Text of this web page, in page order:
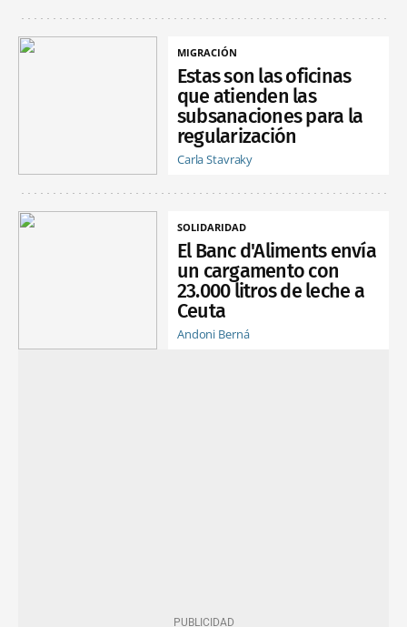
MIGRACIÓN
Estas son las oficinas
que atienden las
subsanaciones para la
regularización
Carla Stavraky
SOLIDARIDAD
El Banc d'Aliments envía
un cargamento con
23.000 litros de leche a
Ceuta
Andoni Berná